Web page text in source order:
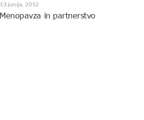
13 junija, 2012
Menopavza in partnerstvo